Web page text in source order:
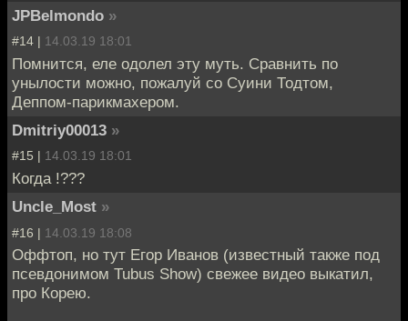
JPBelmondo »
#14 | 14.03.19 18:01
Помнится, еле одолел эту муть. Сравнить по
унылости можно, пожалуй со Суини Тодтом,
Деппом-парикмахером.
Dmitriy00013 »
#15 | 14.03.19 18:01
Когда !???
Uncle_Most »
#16 | 14.03.19 18:08
Оффтоп, но тут Егор Иванов (известный также под
псевдонимом Tubus Show) свежее видео выкатил,
про Корею.